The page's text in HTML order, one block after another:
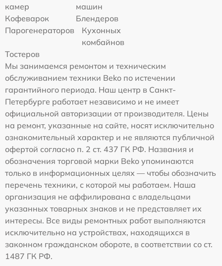
камер
машин
Кофеварок
Блендеров
Парогенераторов
Кухонных
комбайнов
Тостеров
Мы занимаемся ремонтом и техническим
обслуживанием техники Beko по истечении
гарантийного периода. Наш центр в Санкт-
Петербурге работает независимо и не имеет
официальной авторизации от производителя. Цены
на ремонт, указанные на сайте, носят исключительно
ознакомительный характер и не являются публичной
офертой согласно п. 2 ст. 437 ГК РФ. Названия и
обозначения торговой марки Beko упоминаются
только в информационных целях — чтобы обозначить
перечень техники, с которой мы работаем. Наша
организация не аффилирована с владельцами
указанных товарных знаков и не представляет их
интересы. Все виды ремонтных работ выполняются
исключительно на устройствах, находящихся в
законном гражданском обороте, в соответствии со ст.
1487 ГК РФ.